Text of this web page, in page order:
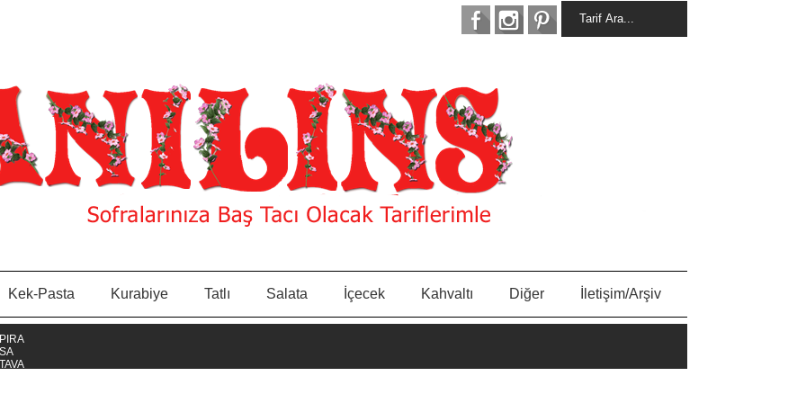
Kek-Pasta Kurabiye Tatlı Salata İçecek Kahvaltı Diğer İletişim/Arşiv